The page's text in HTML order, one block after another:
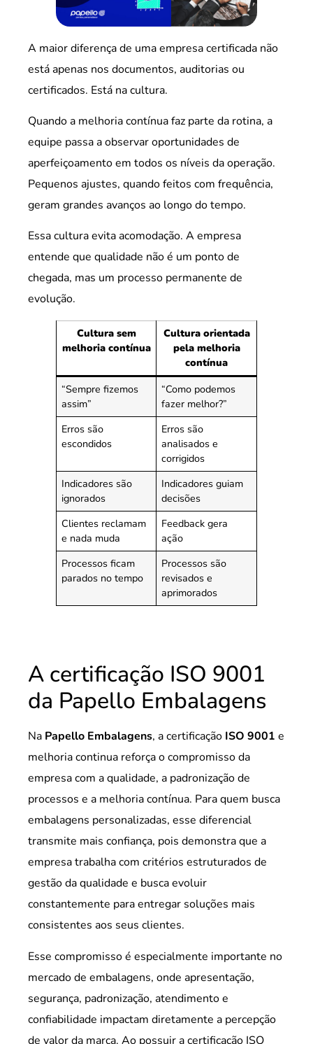
A maior diferença de uma empresa certificada não
está apenas nos documentos, auditorias ou
certificados. Está na cultura.
Quando a melhoria contínua faz parte da rotina, a
equipe passa a observar oportunidades de
aperfeiçoamento em todos os níveis da operação.
Pequenos ajustes, quando feitos com frequência,
geram grandes avanços ao longo do tempo.
Essa cultura evita acomodação. A empresa
entende que qualidade não é um ponto de
chegada, mas um processo permanente de
evolução.
Cultura sem
melhoria contínua
Cultura orientada
pela melhoria
contínua
“Sempre fizemos
assim”
“Como podemos
fazer melhor?”
Erros são
escondidos
Erros são
analisados e
corrigidos
Indicadores são
ignorados
Indicadores guiam
decisões
Clientes reclamam
e nada muda
Feedback gera
ação
Processos ficam
parados no tempo
Processos são
revisados e
aprimorados
A certificação ISO 9001
da Papello Embalagens
Na Papello Embalagens, a certificação ISO 9001 e
melhoria continua reforça o compromisso da
empresa com a qualidade, a padronização de
processos e a melhoria contínua. Para quem busca
embalagens personalizadas, esse diferencial
transmite mais confiança, pois demonstra que a
empresa trabalha com critérios estruturados de
gestão da qualidade e busca evoluir
constantemente para entregar soluções mais
consistentes aos seus clientes.
Esse compromisso é especialmente importante no
mercado de embalagens, onde apresentação,
segurança, padronização, atendimento e
confiabilidade impactam diretamente a percepção
de valor da marca. Ao possuir a certificação ISO